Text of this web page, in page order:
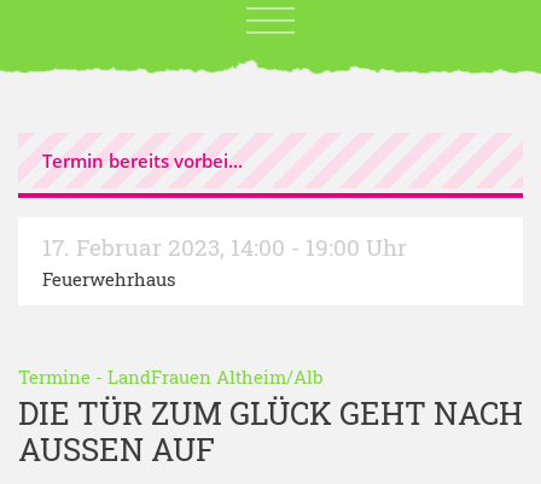
Termin bereits vorbei...
17. Februar 2023, 14:00 - 19:00 Uhr
Feuerwehrhaus
Termine - LandFrauen Altheim/Alb
DIE TÜR ZUM GLÜCK GEHT NACH
AUSSEN AUF